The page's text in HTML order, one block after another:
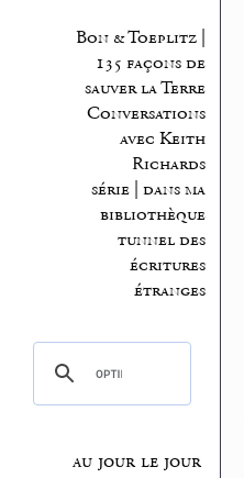
Bon & Toeplitz |
135 façons de
sauver la Terre
Conversations
avec Keith
Richards
série | dans ma
bibliothèque
tunnel des
écritures
étranges
au jour le jour